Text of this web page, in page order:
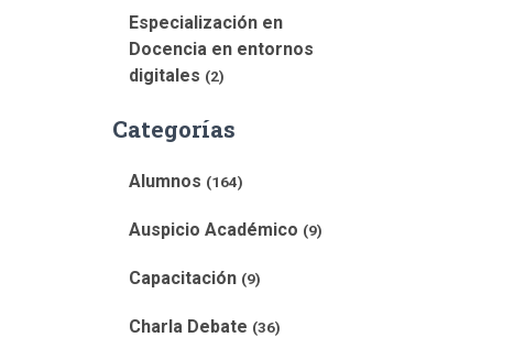
Especialización en
Docencia en entornos
digitales (2)
Categorías
Alumnos (164)
Auspicio Académico (9)
Capacitación (9)
Charla Debate (36)